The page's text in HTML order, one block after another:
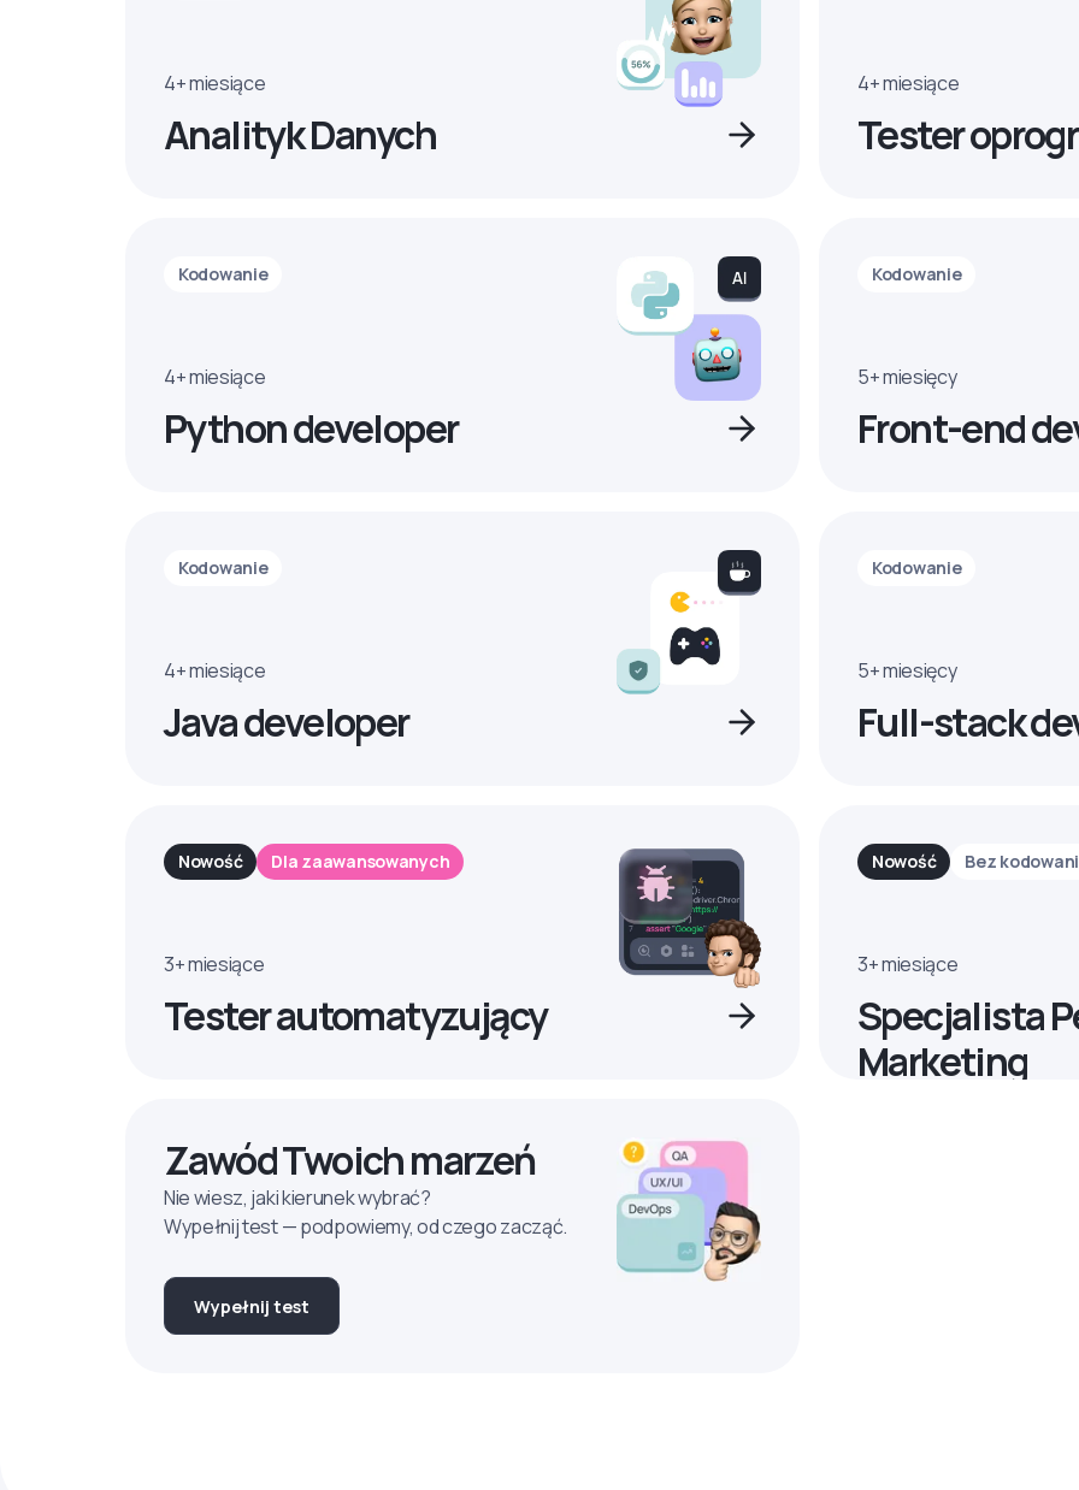
4+ miesiące
Analityk Danych
4+ miesiące
Tester
Kodowanie
4+ miesiące
Python developer
Kodowanie
5+ miesięcy
Front-end
Kodowanie
4+ miesiące
Java developer
Kodowanie
5+ miesięcy
Full-stack
Nowość Dla zaawansowanych
3+ miesiące
Tester automatyzujący
Nowość Bez
3+ miesiące
Specjalista
Marketing
Zawód Twoich marzeń
Nie wiesz, jaki kierunek wybrać?
Wypełnij test — podpowiemy, od czego zacząć.
Wypełnij test